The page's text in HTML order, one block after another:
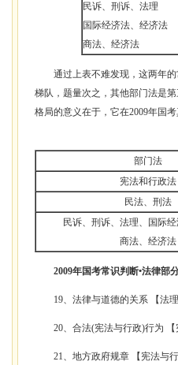
民诉、刑诉、法理
国际经济法、经济法
商法、经济法
通过上表不难发现，这两年的
梯队，题量次之，其他部门法是
格局的意义在于，它在2009年国
部门法
宪法和行政法
民法、刑法
民诉、刑诉、法理、国际
商法、经济法
2009年国考常识判断•法律部
19、法律与道德的关系 【法理
20、合法(宪法与行政)行为 【
21、地方政府规章 【宪法与行